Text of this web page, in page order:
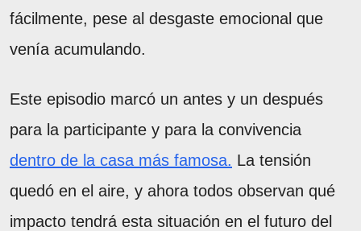
fácilmente, pese al desgaste emocional que
venía acumulando.
Este episodio marcó un antes y un después
para la participante y para la convivencia
dentro de la casa más famosa. La tensión
quedó en el aire, y ahora todos observan qué
impacto tendrá esta situación en el futuro del